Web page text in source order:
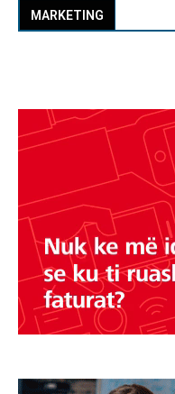
MARKETING